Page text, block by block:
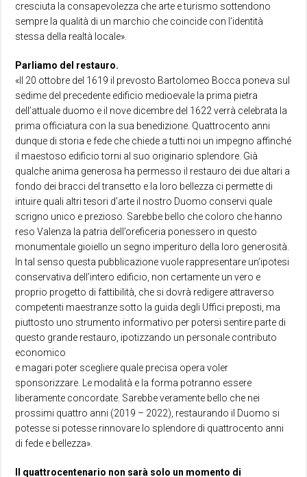
cresciuta la consapevolezza che arte e turismo sottendono
sempre la qualità di un marchio che coincide con l’identità
stessa della realtà locale».
Parliamo del restauro.
«Il 20 ottobre del 1619 il prevosto Bartolomeo Bocca poneva sul
sedime del precedente edificio medioevale la prima pietra
dell’attuale duomo e il nove dicembre del 1622 verrà celebrata la
prima officiatura con la sua benedizione. Quattrocento anni
dunque di storia e fede che chiede a tutti noi un impegno affinché
il maestoso edificio torni al suo originario splendore. Già
qualche anima generosa ha permesso il restauro dei due altari a
fondo dei bracci del transetto e la loro bellezza ci permette di
intuire quali altri tesori d’arte il nostro Duomo conservi quale
scrigno unico e prezioso. Sarebbe bello che coloro che hanno
reso Valenza la patria dell’oreficeria ponessero in questo
monumentale gioiello un segno imperituro della loro generosità.
In tal senso questa pubblicazione vuole rappresentare un’ipotesi
conservativa dell’intero edificio, non certamente un vero e
proprio progetto di fattibilità, che si dovrà redigere attraverso
competenti maestranze sotto la guida degli Uffici preposti, ma
piuttosto uno strumento informativo per potersi sentire parte di
questo grande restauro, ipotizzando un personale contributo
economico
e magari poter scegliere quale precisa opera voler
sponsorizzare. Le modalità e la forma potranno essere
liberamente concordate. Sarebbe veramente bello che nei
prossimi quattro anni (2019 – 2022), restaurando il Duomo si
potesse si potesse rinnovare lo splendore di quattrocento anni
di fede e bellezza».
Il quattrocentenario non sarà solo un momento di